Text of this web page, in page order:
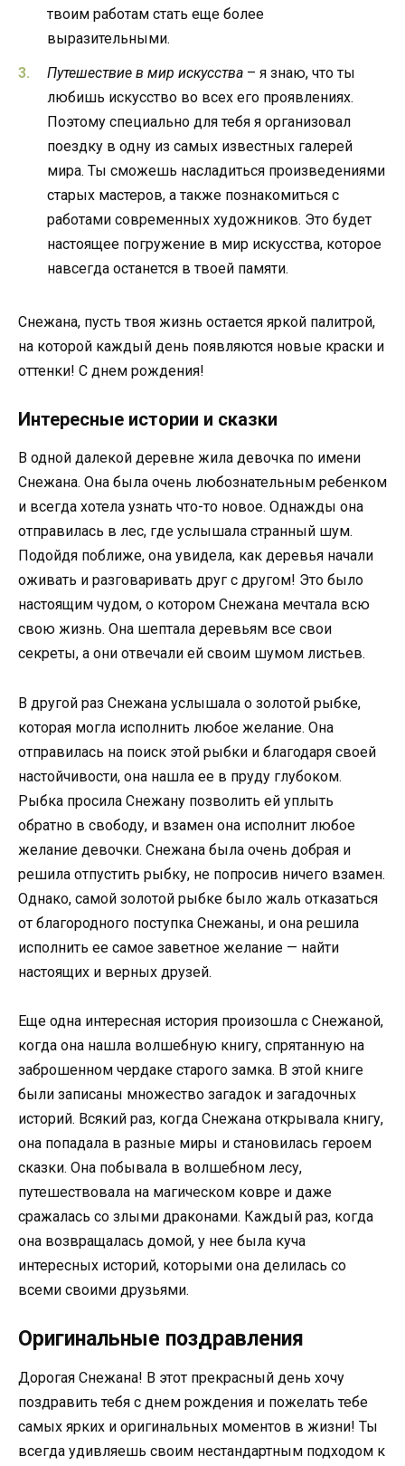
твоим работам стать еще более
выразительными.
Путешествие в мир искусства – я знаю, что ты
любишь искусство во всех его проявлениях.
Поэтому специально для тебя я организовал
поездку в одну из самых известных галерей
мира. Ты сможешь насладиться произведениями
старых мастеров, а также познакомиться с
работами современных художников. Это будет
настоящее погружение в мир искусства, которое
навсегда останется в твоей памяти.
Снежана, пусть твоя жизнь остается яркой палитрой,
на которой каждый день появляются новые краски и
оттенки! С днем рождения!
Интересные истории и сказки
В одной далекой деревне жила девочка по имени
Снежана. Она была очень любознательным ребенком
и всегда хотела узнать что-то новое. Однажды она
отправилась в лес, где услышала странный шум.
Подойдя поближе, она увидела, как деревья начали
оживать и разговаривать друг с другом! Это было
настоящим чудом, о котором Снежана мечтала всю
свою жизнь. Она шептала деревьям все свои
секреты, а они отвечали ей своим шумом листьев.
В другой раз Снежана услышала о золотой рыбке,
которая могла исполнить любое желание. Она
отправилась на поиск этой рыбки и благодаря своей
настойчивости, она нашла ее в пруду глубоком.
Рыбка просила Снежану позволить ей уплыть
обратно в свободу, и взамен она исполнит любое
желание девочки. Снежана была очень добрая и
решила отпустить рыбку, не попросив ничего взамен.
Однако, самой золотой рыбке было жаль отказаться
от благородного поступка Снежаны, и она решила
исполнить ее самое заветное желание — найти
настоящих и верных друзей.
Еще одна интересная история произошла с Снежаной,
когда она нашла волшебную книгу, спрятанную на
заброшенном чердаке старого замка. В этой книге
были записаны множество загадок и загадочных
историй. Всякий раз, когда Снежана открывала книгу,
она попадала в разные миры и становилась героем
сказки. Она побывала в волшебном лесу,
путешествовала на магическом ковре и даже
сражалась со злыми драконами. Каждый раз, когда
она возвращалась домой, у нее была куча
интересных историй, которыми она делилась со
всеми своими друзьями.
Оригинальные поздравления
Дорогая Снежана! В этот прекрасный день хочу
поздравить тебя с днем рождения и пожелать тебе
самых ярких и оригинальных моментов в жизни! Ты
всегда удивляешь своим нестандартным подходом к